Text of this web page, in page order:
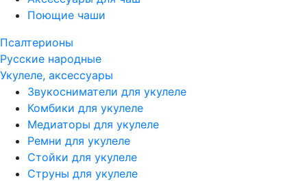
Поющие чаши
Псалтерионы
Русские народные
Укулеле, аксессуары
Звукосниматели для укулеле
Комбики для укулеле
Медиаторы для укулеле
Ремни для укулеле
Стойки для укулеле
Струны для укулеле